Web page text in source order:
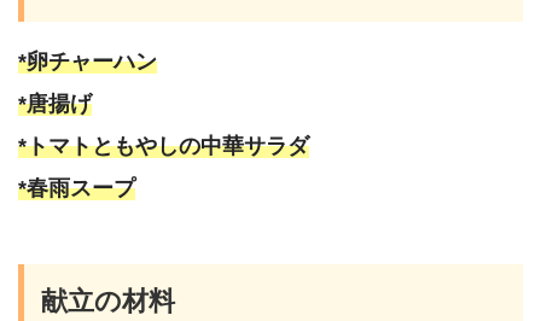
*卵チャーハン
*唐揚げ
*トマトともやしの中華サラダ
*春雨スープ
献立の材料